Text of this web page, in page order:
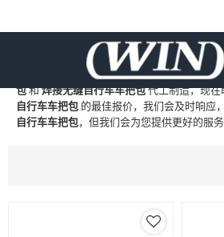
焊接无缝自行车车把包 的专业中国
焊接无缝自行车车把包工厂、自有
包和焊接无缝自行车车把包代工制造，现
自行车车把包 的最佳报价，我们会及时响应
自行车车把包，但我们会为您提供更好的服务